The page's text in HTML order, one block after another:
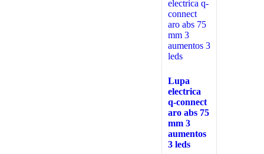
Lupa
electrica
q-connect
aro abs 75
mm 3
aumentos
3 leds